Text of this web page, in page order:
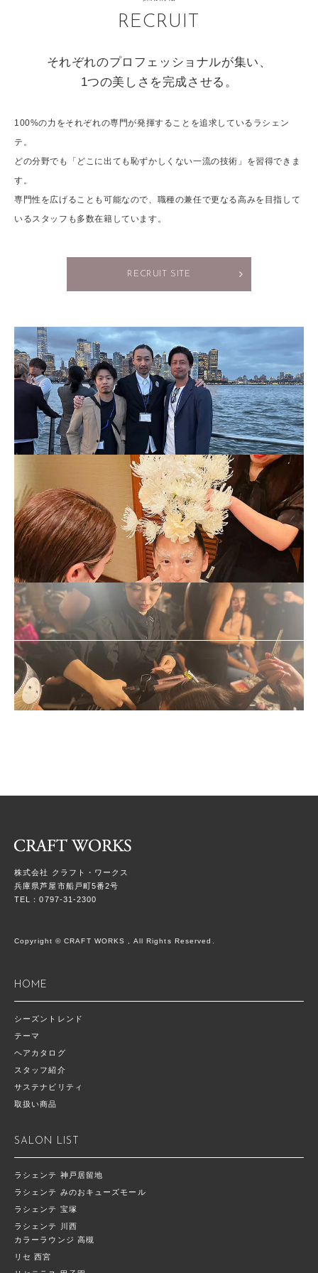
RECRUIT
それぞれのプロフェッショナルが集い、
1つの美しさを完成させる。
100%の力をそれぞれの専門が発揮することを追求しているラシェン
テ。
どの分野でも「どこに出ても恥ずかしくない一流の技術」を習得できま
す。
専門性を広げることも可能なので、職種の兼任で更なる高みを目指して
いるスタッフも多数在籍しています。
RECRUIT SITE
株式会社 クラフト・ワークス
兵庫県芦屋市船戸町5番2号
TEL：0797-31-2300
Copyright © CRAFT WORKS , All Rights Reserved.
HOME
シーズントレンド
テーマ
ヘアカタログ
スタッフ紹介
サステナビリティ
取扱い商品
SALON LIST
ラシェンテ 神戸居留地
ラシェンテ みのおキューズモール
ラシェンテ 宝塚
ラシェンテ 川西
カラーラウンジ 高槻
リセ 西宮